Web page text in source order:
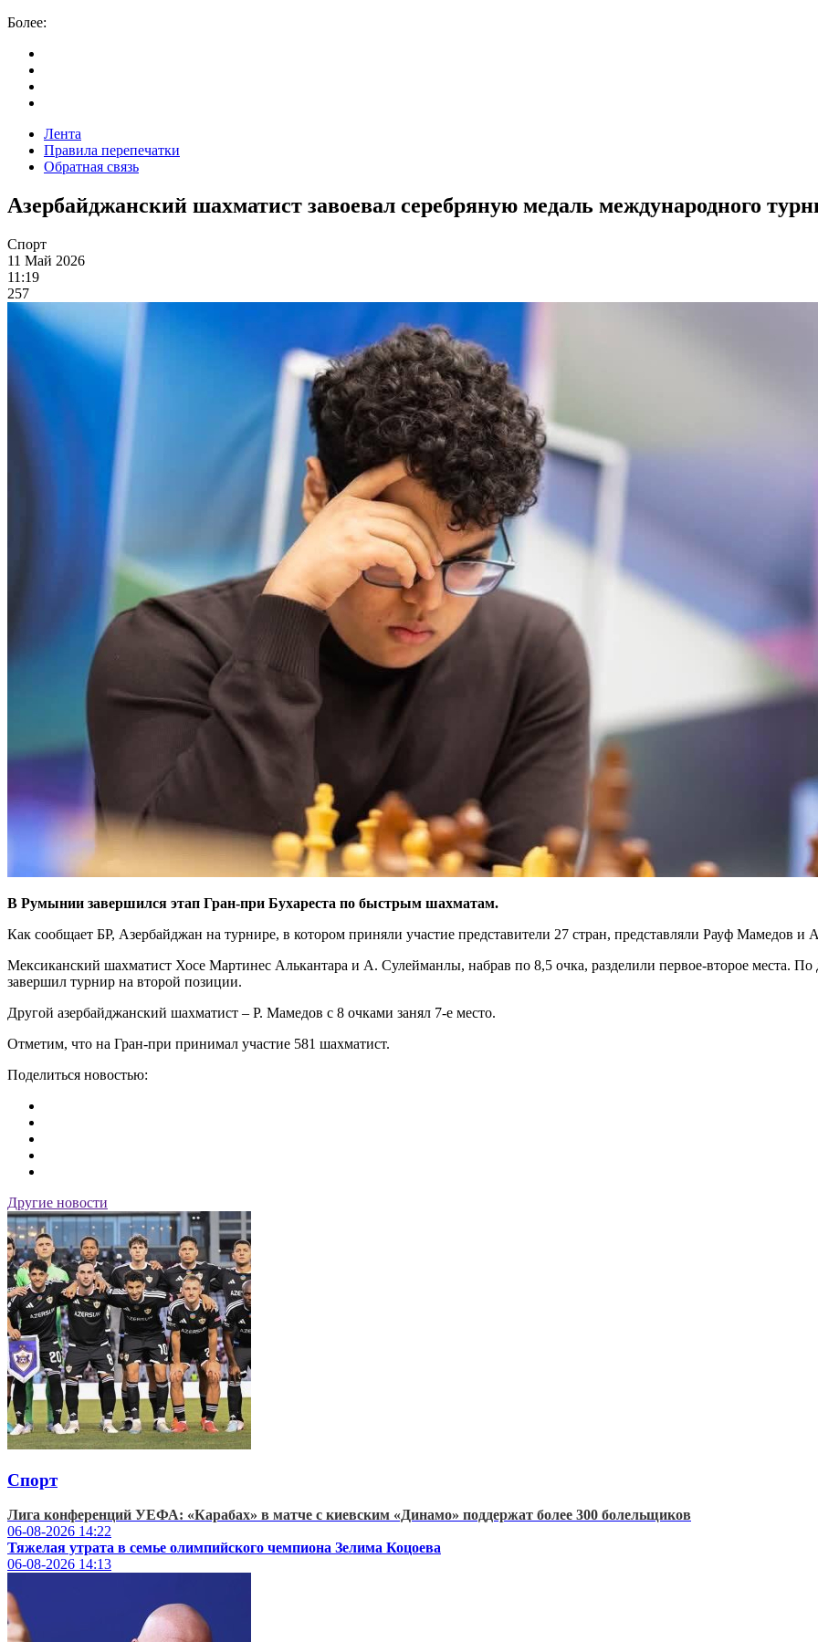
Более:
Лента
Правила перепечатки
Обратная связь
Азербайджанский шахматист завоевал серебряную медаль международного
Спорт
11 Май 2026
11:19
257
В Румынии завершился этап Гран-при Бухареста по быстрым шахматам.
Как сообщает БР, Азербайджан на турнире, в котором приняли участие представители 27 стран, представляли Рауф Мамедов
Мексиканский шахматист Хосе Мартинес Алькантара и А. Сулейманлы, набрав по 8,5 очка, разделили первое-второе места.
завершил турнир на второй позиции.
Другой азербайджанский шахматист – Р. Мамедов с 8 очками занял 7-е место.
Отметим, что на Гран-при принимал участие 581 шахматист.
Поделиться новостью:
Другие новости
Спорт
Лига конференций УЕФА: «Карабах» в матче с киевским «Динамо» поддержат более 300 болельщиков
06-08-2026 14:22
Тяжелая утрата в семье олимпийского чемпиона Зелима Коцоева
06-08-2026 14:13